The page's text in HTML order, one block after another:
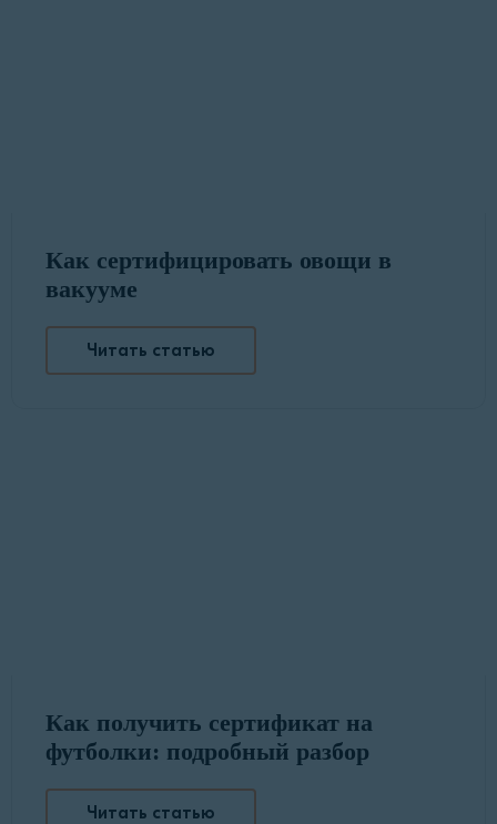
Как сертифицировать овощи в
вакууме
Читать статью
Как получить сертификат на
футболки: подробный разбор
Читать статью